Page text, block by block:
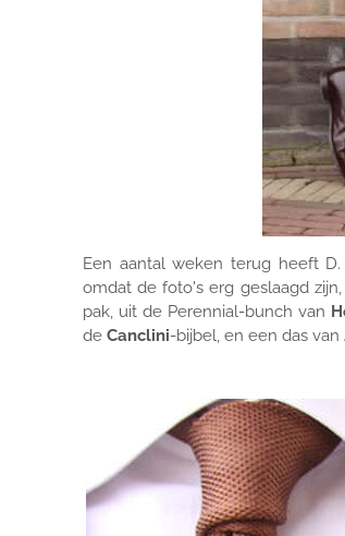
Een aantal weken terug heeft
omdat de foto's erg geslaagd
pak, uit de Perennial-bunch van
de Canclini-bijbel, en een das